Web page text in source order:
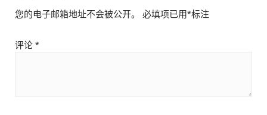
您的电子邮箱地址不会被公开。 必填项已用*标注
评论 *